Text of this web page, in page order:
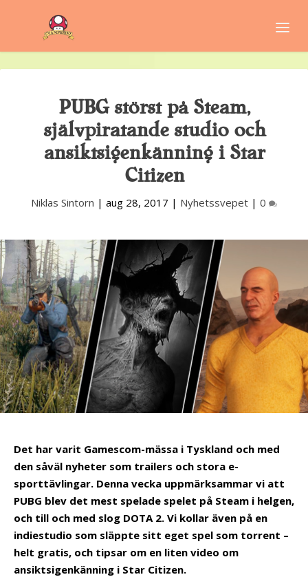
PUBG störst på Steam,
självpiratande studio och
ansiktsigenkänning i Star
Citizen
Niklas Sintorn | aug 28, 2017 | Nyhetssvepet | 0
Det har varit Gamescom-mässa i Tyskland och med
den såväl nyheter som trailers och stora e-
sporttävlingar. Denna vecka uppmärksammar vi att
PUBG blev det mest spelade spelet på Steam i helgen,
och till och med slog DOTA 2. Vi kollar även på en
indiestudio som släppte sitt eget spel som torrent –
helt gratis, och tipsar om en liten video om
ansiktsigenkänning i Star Citizen.